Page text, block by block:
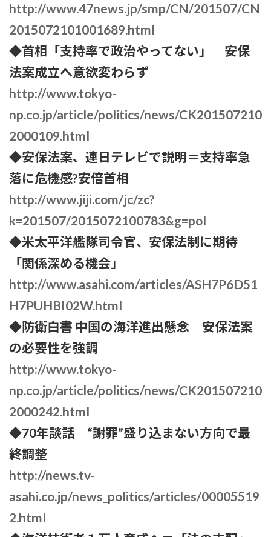
http://www.47news.jp/smp/CN/201507/CN
2015072101001689.html
◆首相「支持率で政治やってない」 安保
法案成立へ意欲変わらず
http://www.tokyo-
np.co.jp/article/politics/news/CK201507210
2000109.html
◆安保法案、連日テレビで説明＝支持率急
落に危機感?安倍首相
http://www.jiji.com/jc/zc?
k=201507/2015072100783&g=pol
◆米太平洋艦隊司令官、安保法制に期待
「関係深める機会」
http://www.asahi.com/articles/ASH7P6D51
H7PUHBI02W.html
◆防衛白書 中国の海洋進出懸念 安保法案
の必要性を強調
http://www.tokyo-
np.co.jp/article/politics/news/CK201507210
2000242.html
◆70年談話 “謝罪”盛り込まない方向で最
終調整
http://news.tv-
asahi.co.jp/news_politics/articles/00005519
2.html